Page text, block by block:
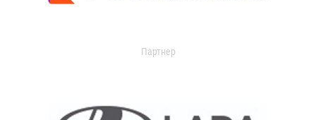
Партнер